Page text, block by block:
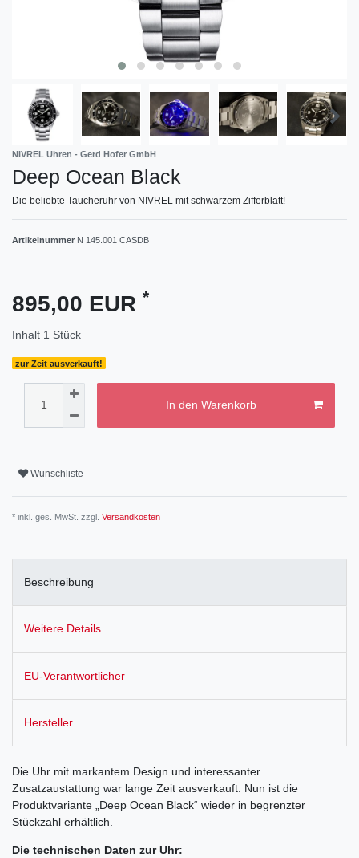
NIVREL Uhren - Gerd Hofer GmbH
Deep Ocean Black
Die beliebte Taucheruhr von NIVREL mit schwarzem Zifferblatt!
Artikelnummer N 145.001 CASDB
895,00 EUR *
Inhalt 1 Stück
zur Zeit ausverkauft!
In den Warenkorb
Wunschliste
* inkl. ges. MwSt. zzgl. Versandkosten
Beschreibung
Weitere Details
EU-Verantwortlicher
Hersteller
Die Uhr mit markantem Design und interessanter
Zusatzaustattung war lange Zeit ausverkauft. Nun ist die
Produktvariante „Deep Ocean Black“ wieder in begrenzter
Stückzahl erhältlich.
Die technischen Daten zur Uhr: